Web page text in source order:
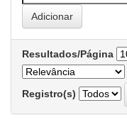
Resultados/Página
Registro(s)